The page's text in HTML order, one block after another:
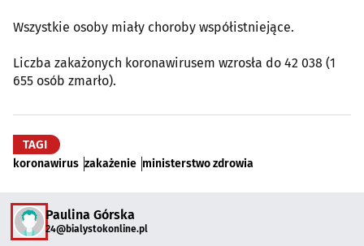
Wszystkie osoby miały choroby współistniejące.
Liczba zakażonych koronawirusem wzrosła do 42 038 (1
655 osób zmarło).
TAGI
koronawirus zakażenie ministerstwo zdrowia
Paulina Górska
24@bialystokonline.pl